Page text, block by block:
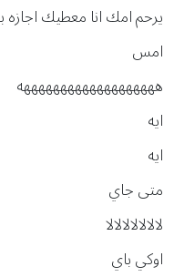
امس
هههههههههههههههههههه
ايه
ايه
متى جاي
لالالالالالالا
اوكي باي